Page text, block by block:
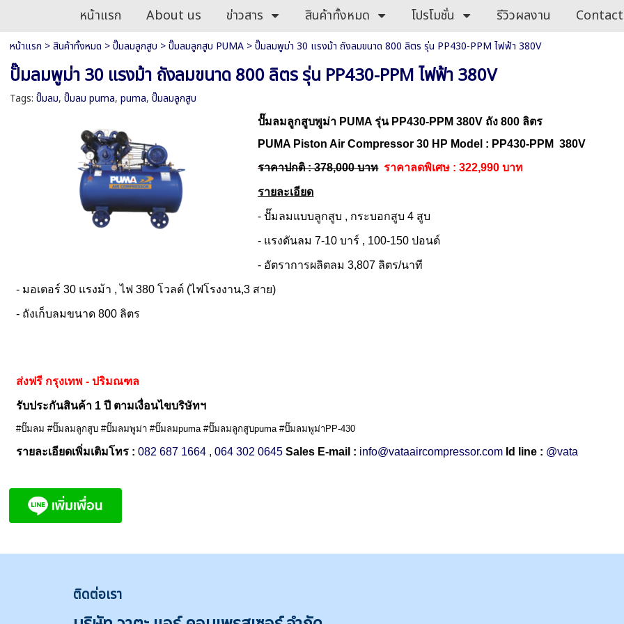
หน้าแรก About us ข่าวสาร สินค้าทั้งหมด โปรโมชั่น รีวิวผลงาน
หน้าแรก >สินค้าทั้งหมด >ปั๊มลมลูกสูบ >ปั๊มลมลูกสูบ PUMA>ปั๊มลมพูม่า 30 แรงม้า ถังลมขนาด 800 ลิตร รุ่น PP430-PPM ไฟฟ้า 380V
ปั๊มลมพูม่า 30 แรงม้า ถังลมขนาด 800 ลิตร รุ่น PP430-PPM ไฟฟ้า 380V
Tags: ปั๊มลม, ปั๊มลม puma, puma, ปั๊มลมลูกสูบ
ปั๊มลมลูกสูบพูม่า PUMA รุ่น PP430-PPM 380V ถัง 800 ลิตร
PUMA Piston Air Compressor 30 HP Model : PP430-PPM 380V
ราคาปกติ : 378,000 บาทราคาลดพิเศษ : 322,990 บาท
รายละเอียด
- ปั๊มลมแบบลูกสูบ , กระบอกสูบ 4 สูบ
- แรงดันลม 7-10 บาร์ , 100-150 ปอนด์
- อัตราการผลิตลม 3,807 ลิตร/นาที
- มอเตอร์ 30 แรงม้า , ไฟ 380 โวลต์ (ไฟโรงงาน,3 สาย)
- ถังเก็บลมขนาด 800 ลิตร
ส่งฟรี กรุงเทพ - ปริมณฑล
รับประกันสินค้า 1 ปี ตามเงื่อนไขบริษัทฯ
#ปั๊มลม #ปั๊มลมลูกสูบ #ปั๊มลมพูม่า #ปั๊มลมpuma #ปั๊มลมลูกสูบpuma #ปั๊มลมพูม่าPP-430
รายละเอียดเพิ่มเติมโทร :082 687 1664 ,064 302 0645 Sales E-mail : info@vataaircompressor.com Id line : @vata
ติดต่อเรา